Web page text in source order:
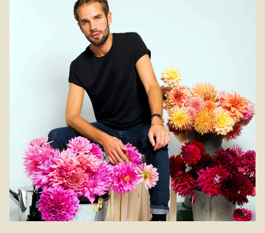
plaisir. Avec ses jolies fleurs en pompons et son volume
généreux, l'hortensia se décline en de multiples teintes, toutes
plus douces les unes que les autres. Cette création
généreuse et pleine de fraîcheur est disponible à la livraison à
Paris et dans les environs.
d'hortensias à l'abri du soleil direct, des sources de chaleur et
des courants d'air.